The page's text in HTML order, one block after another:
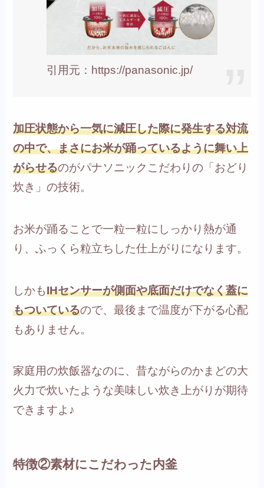
引用元：https://panasonic.jp/
加圧状態から一気に減圧した際に発生する対流
の中で、まさにお米が踊っているように舞い上
がらせるのがパナソニックこだわりの「おどり
炊き」の技術。
お米が踊ることで一粒一粒にしっかり熱が通
り、ふっくら粒立ちした仕上がりになります。
しかもIHセンサーが側面や底面だけでなく蓋に
もついているので、最後まで温度が下がる心配
もありません。
家庭用の炊飯器なのに、昔ながらのかまどの大
火力で炊いたような美味しい炊き上がりが期待
できますよ♪
特徴②素材にこだわった内釜